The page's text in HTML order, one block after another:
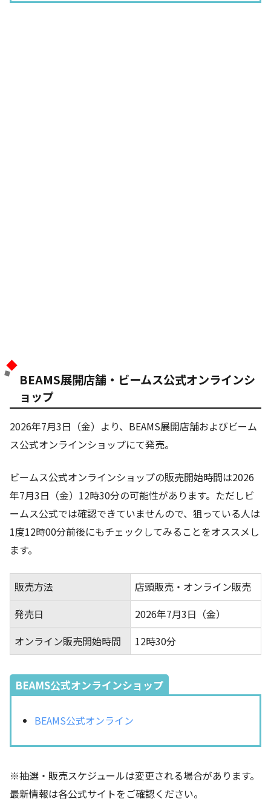
BEAMS展開店舗・ビームス公式オンラインシ
ョップ
2026年7月3日（金）より、BEAMS展開店舗およびビーム
ス公式オンラインショップにて発売。
ビームス公式オンラインショップの販売開始時間は2026
年7月3日（金）12時30分の可能性があります。ただしビ
ームス公式では確認できていませんので、狙っている人は
1度12時00分前後にもチェックしてみることをオススメし
ます。
販売方法
店頭販売・オンライン販売
発売日
2026年7月3日（金）
オンライン販売開始時間
12時30分
BEAMS公式オンラインショップ
BEAMS公式オンライン
※抽選・販売スケジュールは変更される場合があります。
最新情報は各公式サイトをご確認ください。